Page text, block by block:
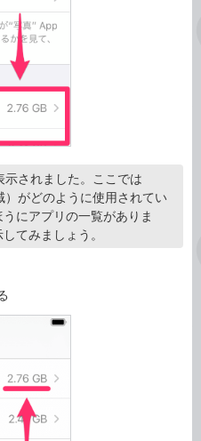
示されました。ここでは
がどのように使用されてい
にアプリの一覧がありま
てみましょう。